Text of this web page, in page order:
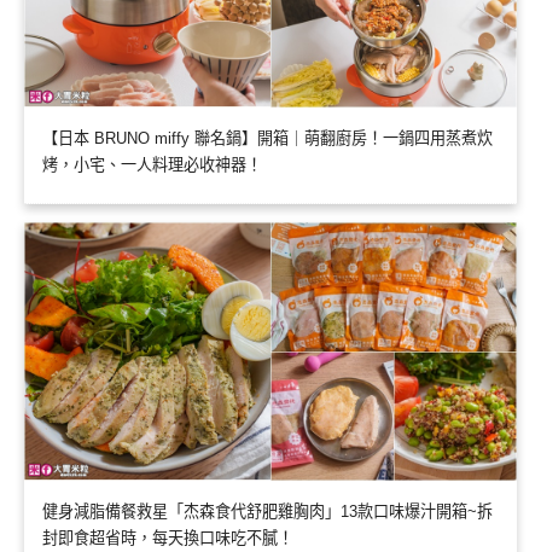
【日本 BRUNO miffy 聯名鍋】開箱｜萌翻廚房！一鍋四用蒸煮炊
烤，小宅、一人料理必收神器！
健身減脂備餐救星「杰森食代舒肥雞胸肉」13款口味爆汁開箱~拆
封即食超省時，每天換口味吃不膩！